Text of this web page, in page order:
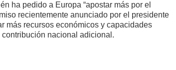
ha pedido a Europa “apostar más por el
recientemente anunciado por el presidente
más recursos económicos y capacidades
nacional adicional.